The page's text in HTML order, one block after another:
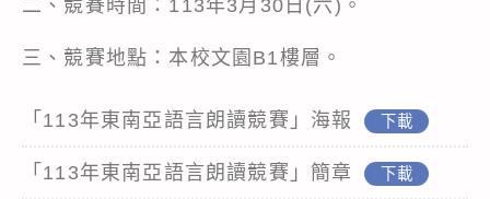
二、競賽時間：113年3月30日(六)。
三、競賽地點：本校文園B1樓層。
「113年東南亞語言朗讀競賽」海報 下載
「113年東南亞語言朗讀競賽」簡章 下載